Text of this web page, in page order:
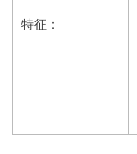
特征：